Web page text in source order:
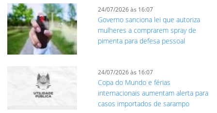
24/07/2026 às 16:07
Governo sanciona lei que autoriza
mulheres a comprarem spray de
pimenta para defesa pessoal
24/07/2026 às 16:07
Copa do Mundo e férias
internacionais aumentam alerta para
casos importados de sarampo